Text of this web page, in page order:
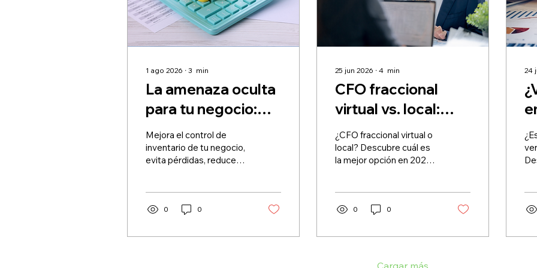
1 ago 2026 ∙ 3 min
La amenaza oculta
para tu negocio:
por qué el control
de inventario no es
opcional
Mejora el control de
inventario de tu negocio,
evita pérdidas, reduce
profesional.
0 0
25 jun 2026 ∙ 4 min
CFO fraccional
virtual vs. local:
¿Cuál es la mejor
opción en 2026?
¿CFO fraccional virtual o
local? Descubre cuál es
la mejor opción en 2026 y
mejores decisiones.
0 0
24